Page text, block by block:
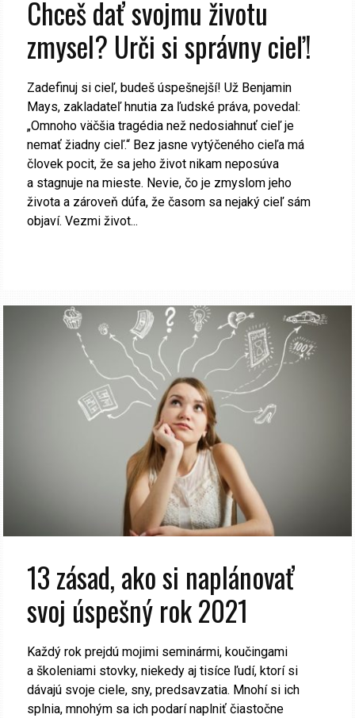
Chceš dať svojmu životu
zmysel? Urči si správny cieľ!
Zadefinuj si cieľ, budeš úspešnejší! Už Benjamin
Mays, zakladateľ hnutia za ľudské práva, povedal:
„Omnoho väčšia tragédia než nedosiahnuť cieľ je
nemať žiadny cieľ.“ Bez jasne vytýčeného cieľa má
človek pocit, že sa jeho život nikam neposúva
a stagnuje na mieste. Nevie, čo je zmyslom jeho
života a zároveň dúfa, že časom sa nejaký cieľ sám
objaví. Vezmi život...
13 zásad, ako si naplánovať
svoj úspešný rok 2021
Každý rok prejdú mojimi seminármi, koučingami
a školeniami stovky, niekedy aj tisíce ľudí, ktorí si
dávajú svoje ciele, sny, predsavzatia. Mnohí si ich
splnia, mnohým sa ich podarí naplniť čiastočne